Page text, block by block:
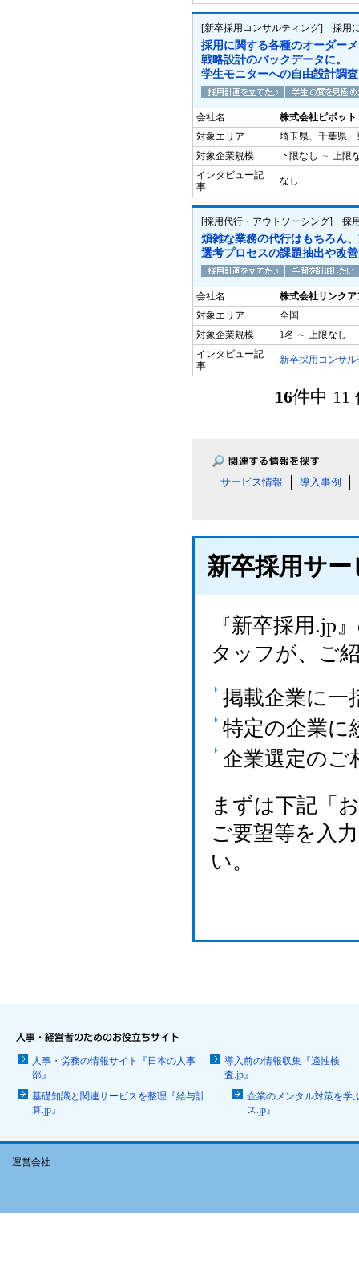
[新卒採用コンサルティング] 採用
採用に関する各種のオーダー
戦略設計のバックデータに。
学生モニターへの自由設計調
会社名
株式会社ピボッ
対象エリア
埼玉県、千葉県
対象企業規模
下限なし ～ 上限
インタビュー記
事
なし
[採用代行・アウトソーシング] 採
煩雑な業務の代行はもちろん
選考プロセスの課題抽出や改
会社名
株式会社リンク
対象エリア
全国
対象企業規模
1名 ～ 上限なし
インタビュー記
事
新卒採用コンサル
16件中 11
サービス情報 導入事例
新卒採用サ
『新卒採用.jp
タッフが、ご
掲載企業に一
特定の企業に
企業選定のご
まずは下記「
ご要望等を入
い。
人事・労務の情報サイト『日本の人事
部』
導入前の情報収集『適性検
査.jp』
基礎知識と関連サービスを整理『給与計
算.jp』
企業のメンタル対策を学
ス.jp』
運営会社